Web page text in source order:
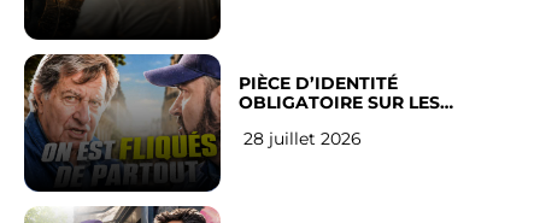
PIÈCE D’IDENTITÉ
OBLIGATOIRE SUR LES
Français
28 juillet 2026